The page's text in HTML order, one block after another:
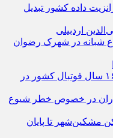
داده کشور تبدیل
اردبیلی
شبانه در شهرک رضوان
برگزاری اردوی استعدادیابی زیر ۱۶ سال فوتبال کشور در
در خصوص خطر شیوع
مسکن مشکین‌شهر تا پایان